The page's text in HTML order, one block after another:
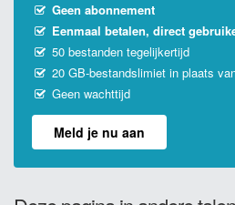
Geen abonnement
Eenmaal betalen, direct
50 bestanden tegelijkertijd
20 GB-bestandslimiet in plaats
Geen wachttijd
Meld je nu aan